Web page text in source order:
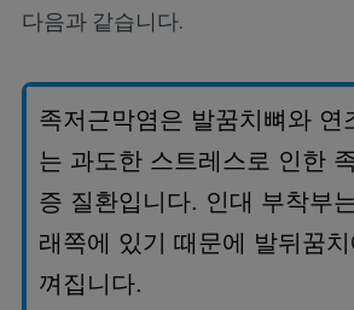
다음과 같습니다.
족저근막염은 발꿈치뼈와 연
는 과도한 스트레스로 인한
증 질환입니다. 인대 부착부
래쪽에 있기 때문에 발뒤꿈
껴집니다.